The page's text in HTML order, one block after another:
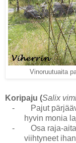
Vinoruutuaita
Koripaju (Salix
-
Pajut
hyvin monia
-
Osa raja-
viihtyneet